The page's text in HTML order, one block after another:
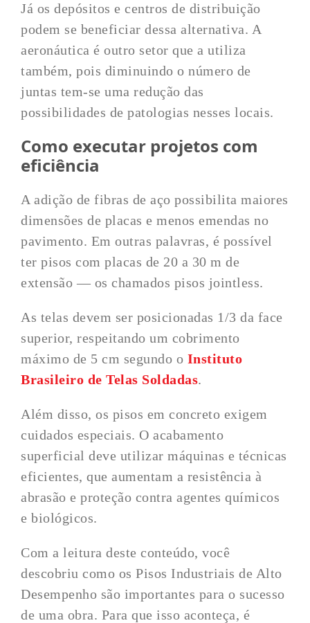
Já os depósitos e centros de distribuição
podem se beneficiar dessa alternativa. A
aeronáutica é outro setor que a utiliza
também, pois diminuindo o número de
juntas tem-se uma redução das
possibilidades de patologias nesses locais.
Como executar projetos com
eficiência
A adição de fibras de aço possibilita maiores
dimensões de placas e menos emendas no
pavimento. Em outras palavras, é possível
ter pisos com placas de 20 a 30 m de
extensão — os chamados pisos jointless.
As telas devem ser posicionadas 1/3 da face
superior, respeitando um cobrimento
máximo de 5 cm segundo o Instituto
Brasileiro de Telas Soldadas.
Além disso, os pisos em concreto exigem
cuidados especiais. O acabamento
superficial deve utilizar máquinas e técnicas
eficientes, que aumentam a resistência à
abrasão e proteção contra agentes químicos
e biológicos.
Com a leitura deste conteúdo, você
descobriu como os Pisos Industriais de Alto
Desempenho são importantes para o sucesso
de uma obra. Para que isso aconteça, é